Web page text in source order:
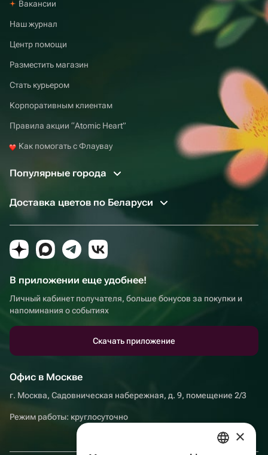
Вакансии
Наш журнал
Центр помощи
Разместить магазин
Стать курьером
Корпоративным клиентам
Правила акции “Atomic Heart”
Как помогать с Флаувау
Популярные города
Доставка цветов по Беларуси
В приложении еще удобнее!
Личный кабинет получателя, больше бонусов за покупки и
напоминания о событиях
Скачать приложение
Офис в Москве
г. Москва, Садовническая набережная, д. 9, помещение 2/3
Режим работы: круглосуточно
×